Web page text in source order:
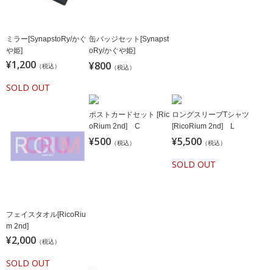
ミラー[SynapstoRy/かぐ
や姫]
¥1,200 （税込）
SOLD OUT
缶バッジセット[Synapst
oRy/かぐや姫]
¥800 （税込）
フェイスタオル[RicoRiu
m 2nd]
¥2,000 （税込）
SOLD OUT
ポストカードセット [Ric
oRium 2nd] C
¥500 （税込）
ロングスリーブTシャツ
[RicoRium 2nd] L
¥5,500 （税込）
SOLD OUT